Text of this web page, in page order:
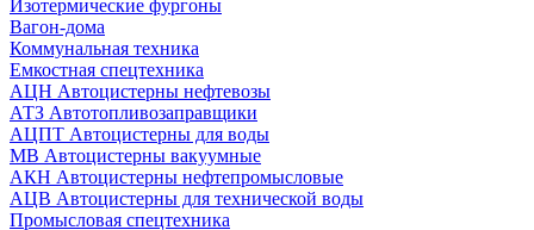
Изотермические фургоны
Вагон-дома
Коммунальная техника
Емкостная спецтехника
АЦН Автоцистерны нефтевозы
АТЗ Автотопливозаправщики
АЦПТ Автоцистерны для воды
МВ Автоцистерны вакуумные
АКН Автоцистерны нефтепромысловые
АЦВ Автоцистерны для технической воды
Промысловая спецтехника